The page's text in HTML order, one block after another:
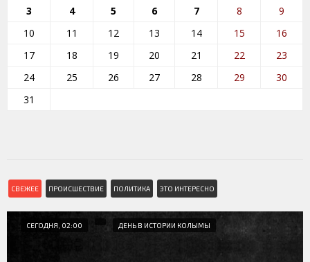
3 4 5 6 7 8
9
10
11 12 13 14 15
16
17
18 19 20 21 22
23
24
25 26 27 28 29
30
31
СВЕЖЕЕ ПРОИСШЕСТВИЕ ПОЛИТИКА ЭТО ИНТЕРЕСНО
СЕГОДНЯ, 02:00 ДЕНЬ В ИСТОРИИ КОЛЫМЫ